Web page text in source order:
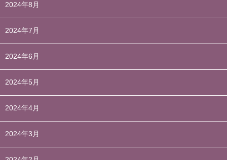
2024年8月
2024年7月
2024年6月
2024年5月
2024年4月
2024年3月